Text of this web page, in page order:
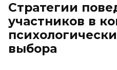
Стратегии
участников в
выбора